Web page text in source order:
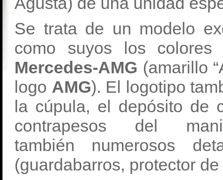
Se trata de un modelo
como suyos los colores
Mercedes-AMG (amarillo
logo AMG). El logotipo
la cúpula, el depósito de
contrapesos del
también numerosos
(guardabarros, protector